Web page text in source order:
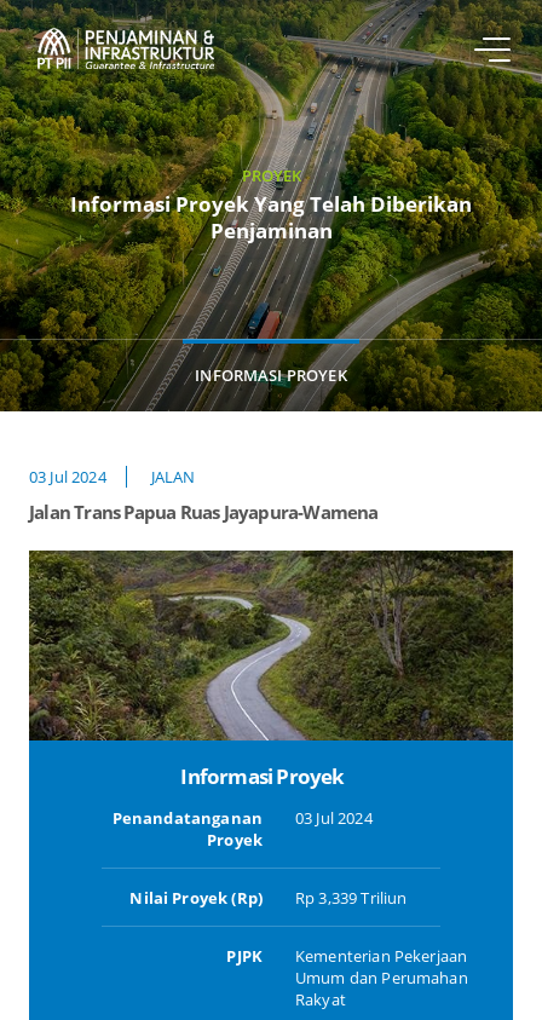
PROYEK
Informasi Proyek Yang Telah Diberikan
Penjaminan
INFORMASI PROYEK
03 Jul 2024 JALAN
Jalan Trans Papua Ruas Jayapura-Wamena
Informasi Proyek
Penandatanganan
Proyek
03 Jul 2024
Nilai Proyek (Rp) Rp 3,339 Triliun
PJPK
Kementerian Pekerjaan
Umum dan Perumahan
Rakyat